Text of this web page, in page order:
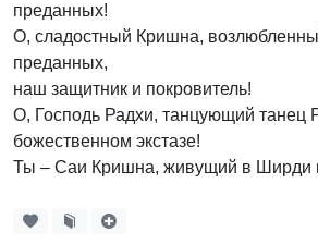
преданных!
О, сладостный Кришна,
преданных,
наш защитник и покровитель!
О, Господь Радхи, танцующий танец
божественном экстазе!
Ты – Саи Кришна, живущий в Ширди